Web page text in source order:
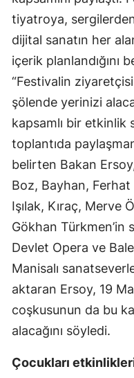
tiyatroya,
dijital sanatın her
içerik planlandığını
“Festivalin
şölende yerinizi
kapsamlı bir etkinlik
toplantıda
belirten Bakan
Boz, Bayhan, Ferhat
Işılak, Kıraç, Merve
Gökhan Türkmen’in
Devlet Opera ve
Manisalı
aktaran Ersoy, 19
coşkusunun da bu
alacağını söyledi.
Çocukları